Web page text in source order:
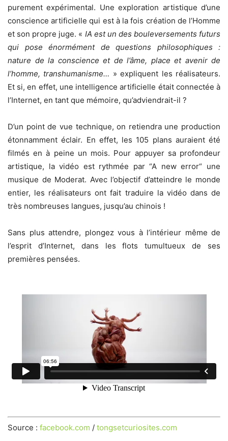
purement expérimental. Une exploration artistique d’une
conscience artificielle qui est à la fois création de l’Homme
et son propre juge. « IA est un des bouleversements futurs
qui pose énormément de questions philosophiques :
nature de la conscience et de l’âme, place et avenir de
l’homme, transhumanisme… » expliquent les réalisateurs.
Et si, en effet, une intelligence artificielle était connectée à
l’Internet, en tant que mémoire, qu’adviendrait-il ?
D’un point de vue technique, on retiendra une production
étonnamment éclair. En effet, les 105 plans auraient été
filmés en à peine un mois. Pour appuyer sa profondeur
artistique, la vidéo est rythmée par “A new error“ une
musique de Moderat. Avec l’objectif d’atteindre le monde
entier, les réalisateurs ont fait traduire la vidéo dans de
très nombreuses langues, jusqu’au chinois !
Sans plus attendre, plongez vous à l’intérieur même de
l’esprit d’Internet, dans les flots tumultueux de ses
premières pensées.
Source : facebook.com / tongsetcuriosites.com